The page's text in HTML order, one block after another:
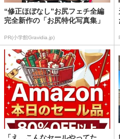
“修正ほぼなし”お尻フェチ全編
完全新作の「お尻特化写真集」
PR(小学館Gravidia.jp)